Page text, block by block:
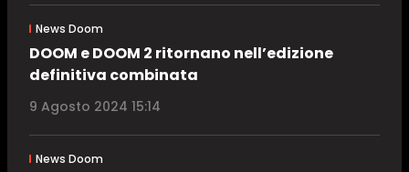
News Doom
DOOM e DOOM 2 ritornano nell’edizione
definitiva combinata
9 Agosto 2024 15:14
News Doom